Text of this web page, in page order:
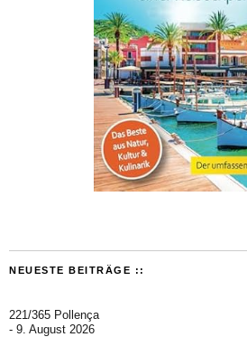
NEUESTE BEITRÄGE ::
221/365 Pollença
9. August 2026